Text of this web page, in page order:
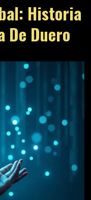
Historia
De Duero